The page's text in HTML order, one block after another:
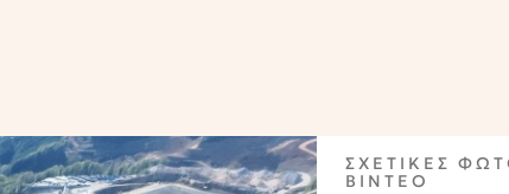
ΣΧΕΤΙΚΕΣ
ΒΙΝΤΕΟ